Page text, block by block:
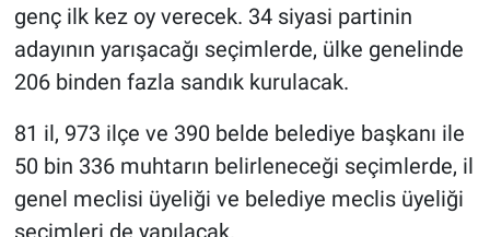
genç ilk kez oy verecek. 34 siyasi partinin
adayının yarışacağı seçimlerde, ülke genelinde
206 binden fazla sandık kurulacak.
81 il, 973 ilçe ve 390 belde belediye başkanı ile
50 bin 336 muhtarın belirleneceği seçimlerde, il
genel meclisi üyeliği ve belediye meclis üyeliği